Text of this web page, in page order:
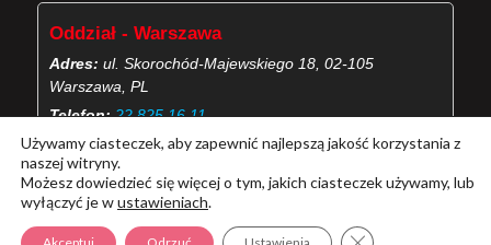
Oddział - Warszawa
Adres: ul. Skorochód-Majewskiego 18, 02-105
Warszawa, PL
Telefon: 22 825 16 11
Email: skorochod@mkdelektro.pl
(Więcej o kontaktach MKD Elektro)
Używamy ciasteczek, aby zapewnić najlepszą jakość korzystania z
naszej witryny.
Możesz dowiedzieć się więcej o tym, jakich ciasteczek używamy, lub
wyłączyć je wustawieniach.
Zamknij panel